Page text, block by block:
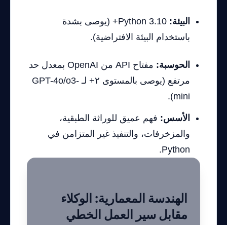
البيئة:
Python 3.10+ (يوصى بشدة
باستخدام البيئة الافتراضية).
الحوسبة:
مفتاح API من OpenAI بمعدل حد
مرتفع (يوصى بالمستوى ٢+ لـ GPT-4o/o3-
mini).
الأسس: فهم عميق للوراثة الطبقية،
والمزخرفات، والتنفيذ غير المتزامن في
Python.
الهندسة المعمارية: الوكلاء
مقابل سير العمل الخطي